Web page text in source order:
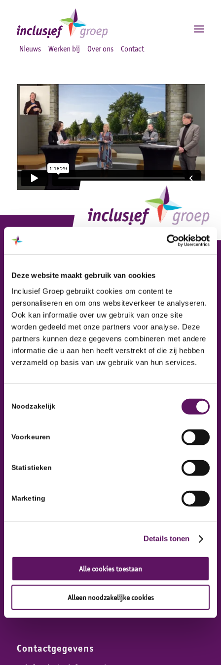
Deze website maakt gebruik van cookies
Inclusief Groep gebruikt cookies om content te
personaliseren en om ons websiteverkeer te analyseren.
Ook kan informatie over uw gebruik van onze site
worden gedeeld met onze partners voor analyse. Deze
partners kunnen deze gegevens combineren met andere
informatie die u aan hen heeft verstrekt of die zij hebben
verzameld op basis van uw gebruik van hun services.
Noodzakelijk
Voorkeuren
Statistieken
Marketing
Details tonen
Alle cookies toestaan
Alleen noodzakelijke cookies
Nieuws Werken bij Over ons Contact
Inclusief Groep
Inclusief Groep, Werkontwikkelbedrijf
Adresgegevens
8071 CS Nunspeet
Inclusief Groep is onderdeel van het Werkcentrum
Veluwe Stedendriehoek
Contactgegevens